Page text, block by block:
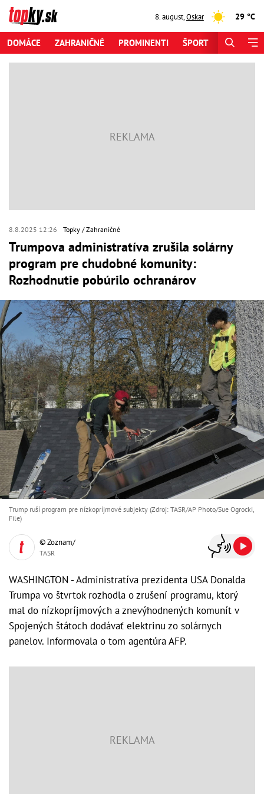
8. august,Oskar 29 °C
DOMÁCE ZAHRANIČNÉ PROMINENTI ŠPORT
8.8.2025 12:26 Topky Zahraničné
Trumpova administratíva zrušila solárny
program pre chudobné komunity:
Rozhodnutie pobúrilo ochranárov
Trump ruší program pre nízkopríjmové subjekty (Zdroj: TASR/AP Photo/Sue Ogrocki,
File)
© Zoznam/
TASR
WASHINGTON - Administratíva prezidenta USA Donalda
Trumpa vo štvrtok rozhodla o zrušení programu, ktorý
mal do nízkopríjmových a znevýhodnených komunít v
Spojených štátoch dodávať elektrinu zo solárnych
panelov. Informovala o tom agentúra AFP.